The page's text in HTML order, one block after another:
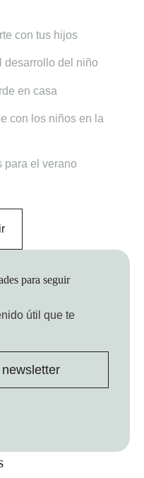
con tus hijos
desarrollo del niño
en casa
con los niños en la
para el verano
para seguir
útil que te